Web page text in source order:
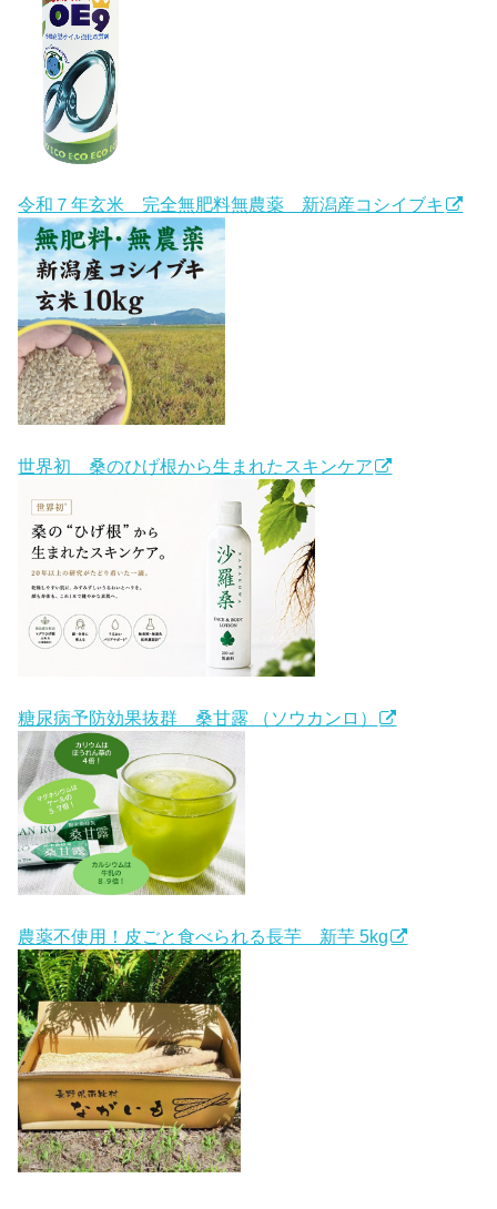
令和７年玄米 完全無肥料無農薬 新潟産コシイブキ
世界初 桑のひげ根から生まれたスキンケア
糖尿病予防効果抜群 桑甘露 （ソウカンロ）
農薬不使用！皮ごと食べられる長芋 新芋 5kg